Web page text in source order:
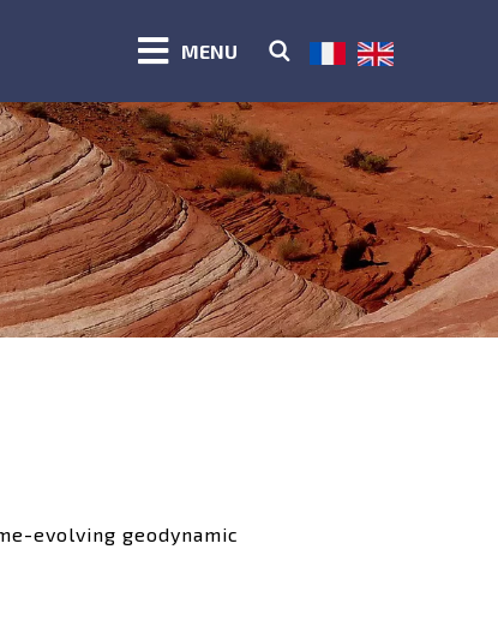
MENU
evolving geodynamic